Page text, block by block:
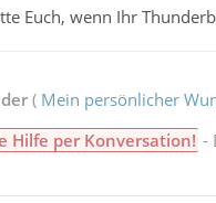
Euch, wenn Ihr
( Mein persönlicher
Hilfe per Konversation! -